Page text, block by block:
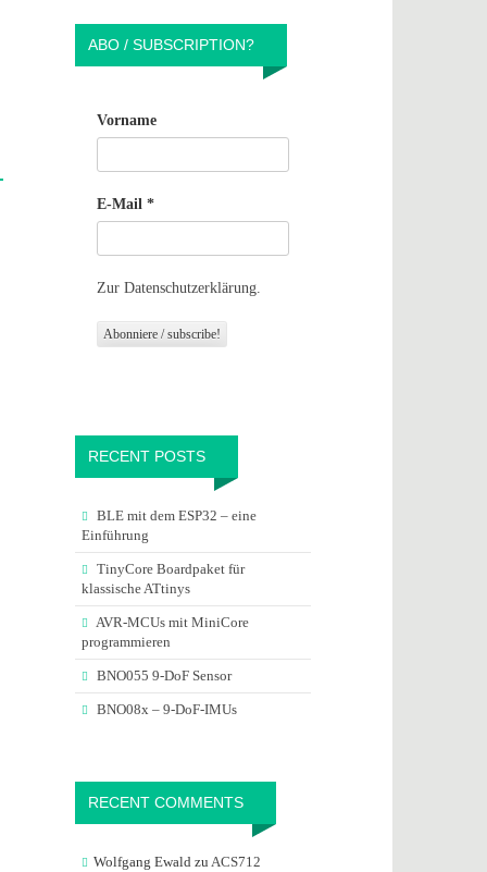
ABO / SUBSCRIPTION?
Vorname
E-Mail *
Zur Datenschutzerklärung.
RECENT POSTS
BLE mit dem ESP32 – eine
Einführung
TinyCore Boardpaket für
klassische ATtinys
AVR-MCUs mit MiniCore
programmieren
BNO055 9-DoF Sensor
BNO08x – 9-DoF-IMUs
RECENT COMMENTS
Wolfgang Ewaldzu ACS712